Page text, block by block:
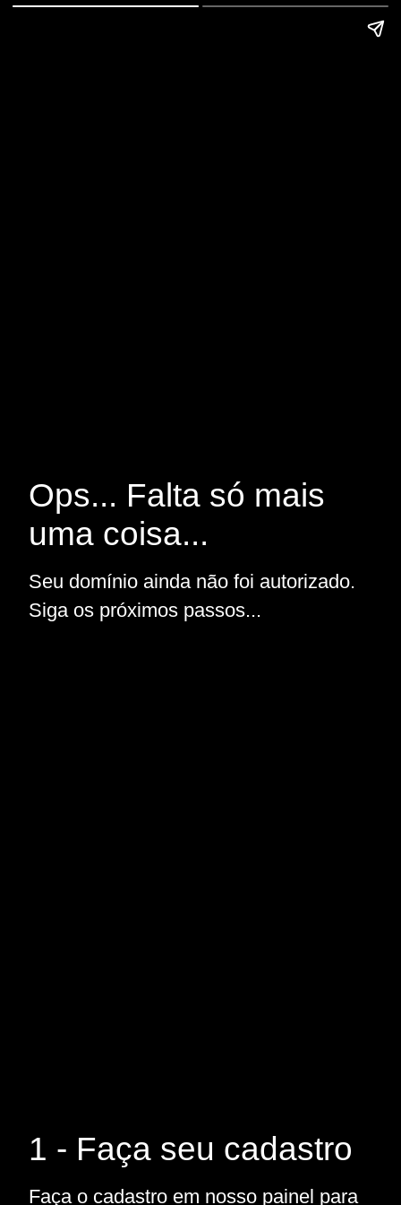
Ops... Falta só mais
uma coisa...
Seu domínio ainda não foi autorizado.
Siga os próximos passos...
1 - Faça seu cadastro
Faça o cadastro em nosso painel para